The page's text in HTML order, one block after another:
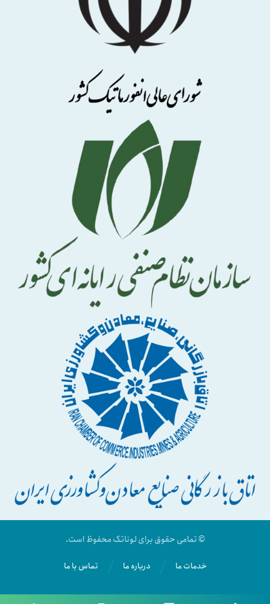
© تمامی حقوق برای لوناتک محفوظ است.
تماس با ما درباره ما خدمات ما